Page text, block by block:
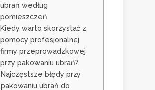
ubrań według
pomieszczeń
Kiedy warto skorzystać z
pomocy profesjonalnej
firmy przeprowadzkowej
przy pakowaniu ubrań?
Najczęstsze błędy przy
pakowaniu ubrań do